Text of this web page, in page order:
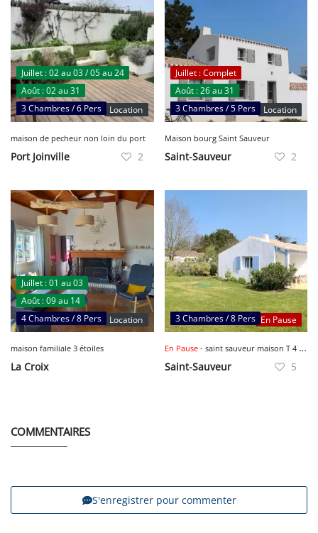
Location
Juillet : 02 au 03 / 05 au 24
Août : 02 au 31
3 Chambres / 6 Pers
maison de pecheur non loin du port
Port Joinville 2
Location
Juillet : Complet
Août : 26 au 31
3 Chambres / 5 Pers
Maison bourg Saint Sauveur
Saint-Sauveur 2
Location
Juillet : 01 au 03
Août : 09 au 14
4 Chambres / 8 Pers
maison familiale 3 étoiles
La Croix
En Pause
3 Chambres / 8 Pers
En Pause- saint sauveur maison T 4 a 400 m de l eglise
Saint-Sauveur 5
COMMENTAIRES
S'enregistrer pour commenter